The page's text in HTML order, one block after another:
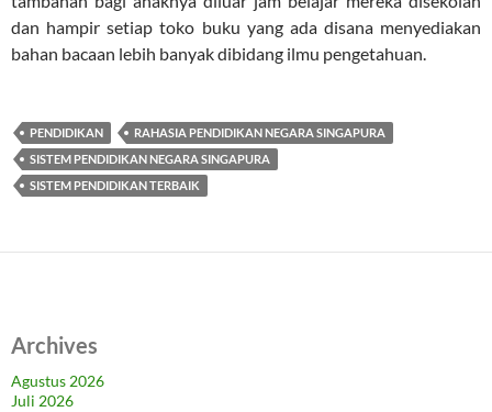
dan hampir setiap toko buku yang ada disana menyediakan
bahan bacaan lebih banyak dibidang ilmu pengetahuan.
PENDIDIKAN
RAHASIA PENDIDIKAN NEGARA SINGAPURA
SISTEM PENDIDIKAN NEGARA SINGAPURA
SISTEM PENDIDIKAN TERBAIK
Archives
Agustus 2026
Juli 2026